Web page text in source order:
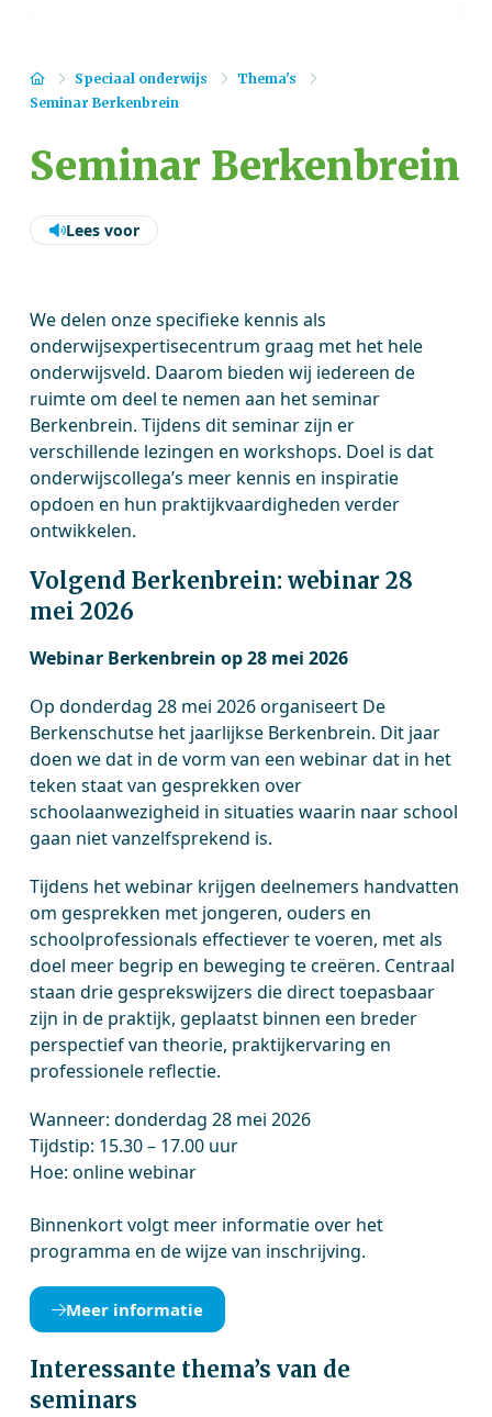
HomeSpeciaal onderwijs
Thema's
Seminar Berkenbrein
Seminar Berkenbrein
Lees voor
We delen onze specifieke kennis als
onderwijsexpertisecentrum graag met het hele
onderwijsveld. Daarom bieden wij iedereen de
ruimte om deel te nemen aan het seminar
Berkenbrein. Tijdens dit seminar zijn er
verschillende lezingen en workshops. Doel is dat
onderwijscollega’s meer kennis en inspiratie
opdoen en hun praktijkvaardigheden verder
ontwikkelen.
Volgend Berkenbrein: webinar 28
mei 2026
Webinar Berkenbrein op 28 mei 2026
Op donderdag 28 mei 2026 organiseert De
Berkenschutse het jaarlijkse Berkenbrein. Dit jaar
doen we dat in de vorm van een webinar dat in het
teken staat van gesprekken over
schoolaanwezigheid in situaties waarin naar school
gaan niet vanzelfsprekend is.
Tijdens het webinar krijgen deelnemers handvatten
om gesprekken met jongeren, ouders en
schoolprofessionals effectiever te voeren, met als
doel meer begrip en beweging te creëren. Centraal
staan drie gesprekswijzers die direct toepasbaar
zijn in de praktijk, geplaatst binnen een breder
perspectief van theorie, praktijkervaring en
professionele reflectie.
Wanneer: donderdag 28 mei 2026
Tijdstip: 15.30 – 17.00 uur
Hoe: online webinar
Binnenkort volgt meer informatie over het
programma en de wijze van inschrijving.
Meer informatie
Interessante thema’s van de
seminars